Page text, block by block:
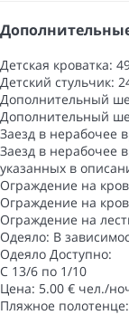
Детская кроватка:
Детский стульчик:
Дополнительный
Дополнительный
Заезд в нерабочее
Заезд в нерабочее
указанных в
Ограждение на
Ограждение на
Ограждение на
Одеяло: В
Одеяло Доступно:
С 13/6 по 1/10
Цена: 5.00 € чел./
Пляжное